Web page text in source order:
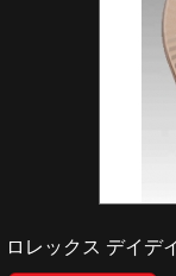
ロレックス デイデ